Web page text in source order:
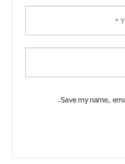
Save my name,